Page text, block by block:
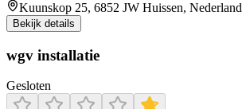
Kuunskop 25, 6852 JW Huissen, Nederland
Bekijk details
wgv installatie
Gesloten